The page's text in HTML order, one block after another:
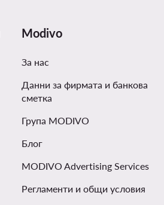
Modivo
За нас
Данни за фирмата и банкова
сметка
Група MODIVO
Блог
MODIVO Advertising Services
Регламенти и общи условия